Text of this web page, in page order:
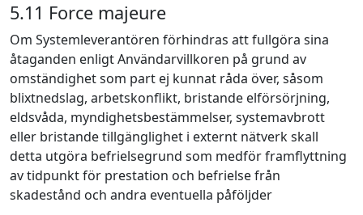
5.11 Force majeure
Om Systemleverantören förhindras att fullgöra sina
åtaganden enligt Användarvillkoren på grund av
omständighet som part ej kunnat råda över, såsom
blixtnedslag, arbetskonflikt, bristande elförsörjning,
eldsvåda, myndighetsbestämmelser, systemavbrott
eller bristande tillgänglighet i externt nätverk skall
detta utgöra befrielsegrund som medför framflyttning
av tidpunkt för prestation och befrielse från
skadestånd och andra eventuella påföljder